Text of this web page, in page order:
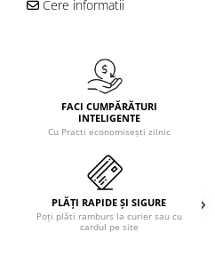
Cere informatii
FACI CUMPĂRĂTURI
INTELIGENTE
Cu Practi economisești zilnic
PLĂȚI RAPIDE ȘI SIGURE
Poți plăti ramburs la curier sau cu
cardul pe site